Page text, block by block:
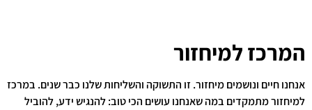
המרכז למיחזור
אנחנו חיים ונושמים מיחזור. זו התשוקה והשליחות שלנו כבר שנים. במרכז
למיחזור מתמקדים במה שאנחנו עושים הכי טוב: להנגיש ידע, להוביל